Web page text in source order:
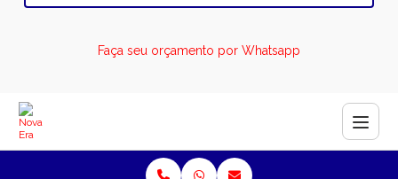
Faça seu orçamento por Whatsapp